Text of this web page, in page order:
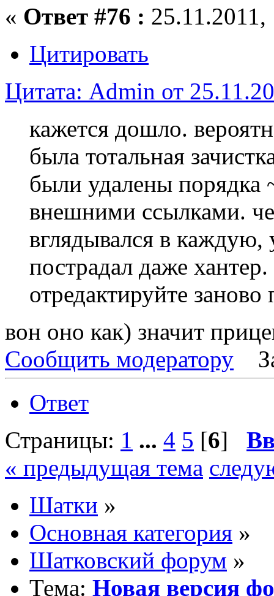
« Ответ #76 :
Цитировать
Цитата: Admin от
кажется дошло.
была тотальная
были удалены порядка
внешними ссылками.
вглядывался в каждую,
пострадал даже
отредактируйте заново
вон оно как) значит
Сообщить модератору
Ответ
Страницы: 1 ... 4 5 [6]
« предыдущая тема
Шатки »
Основная категория »
Шатковский форум »
Тема: Новая версия